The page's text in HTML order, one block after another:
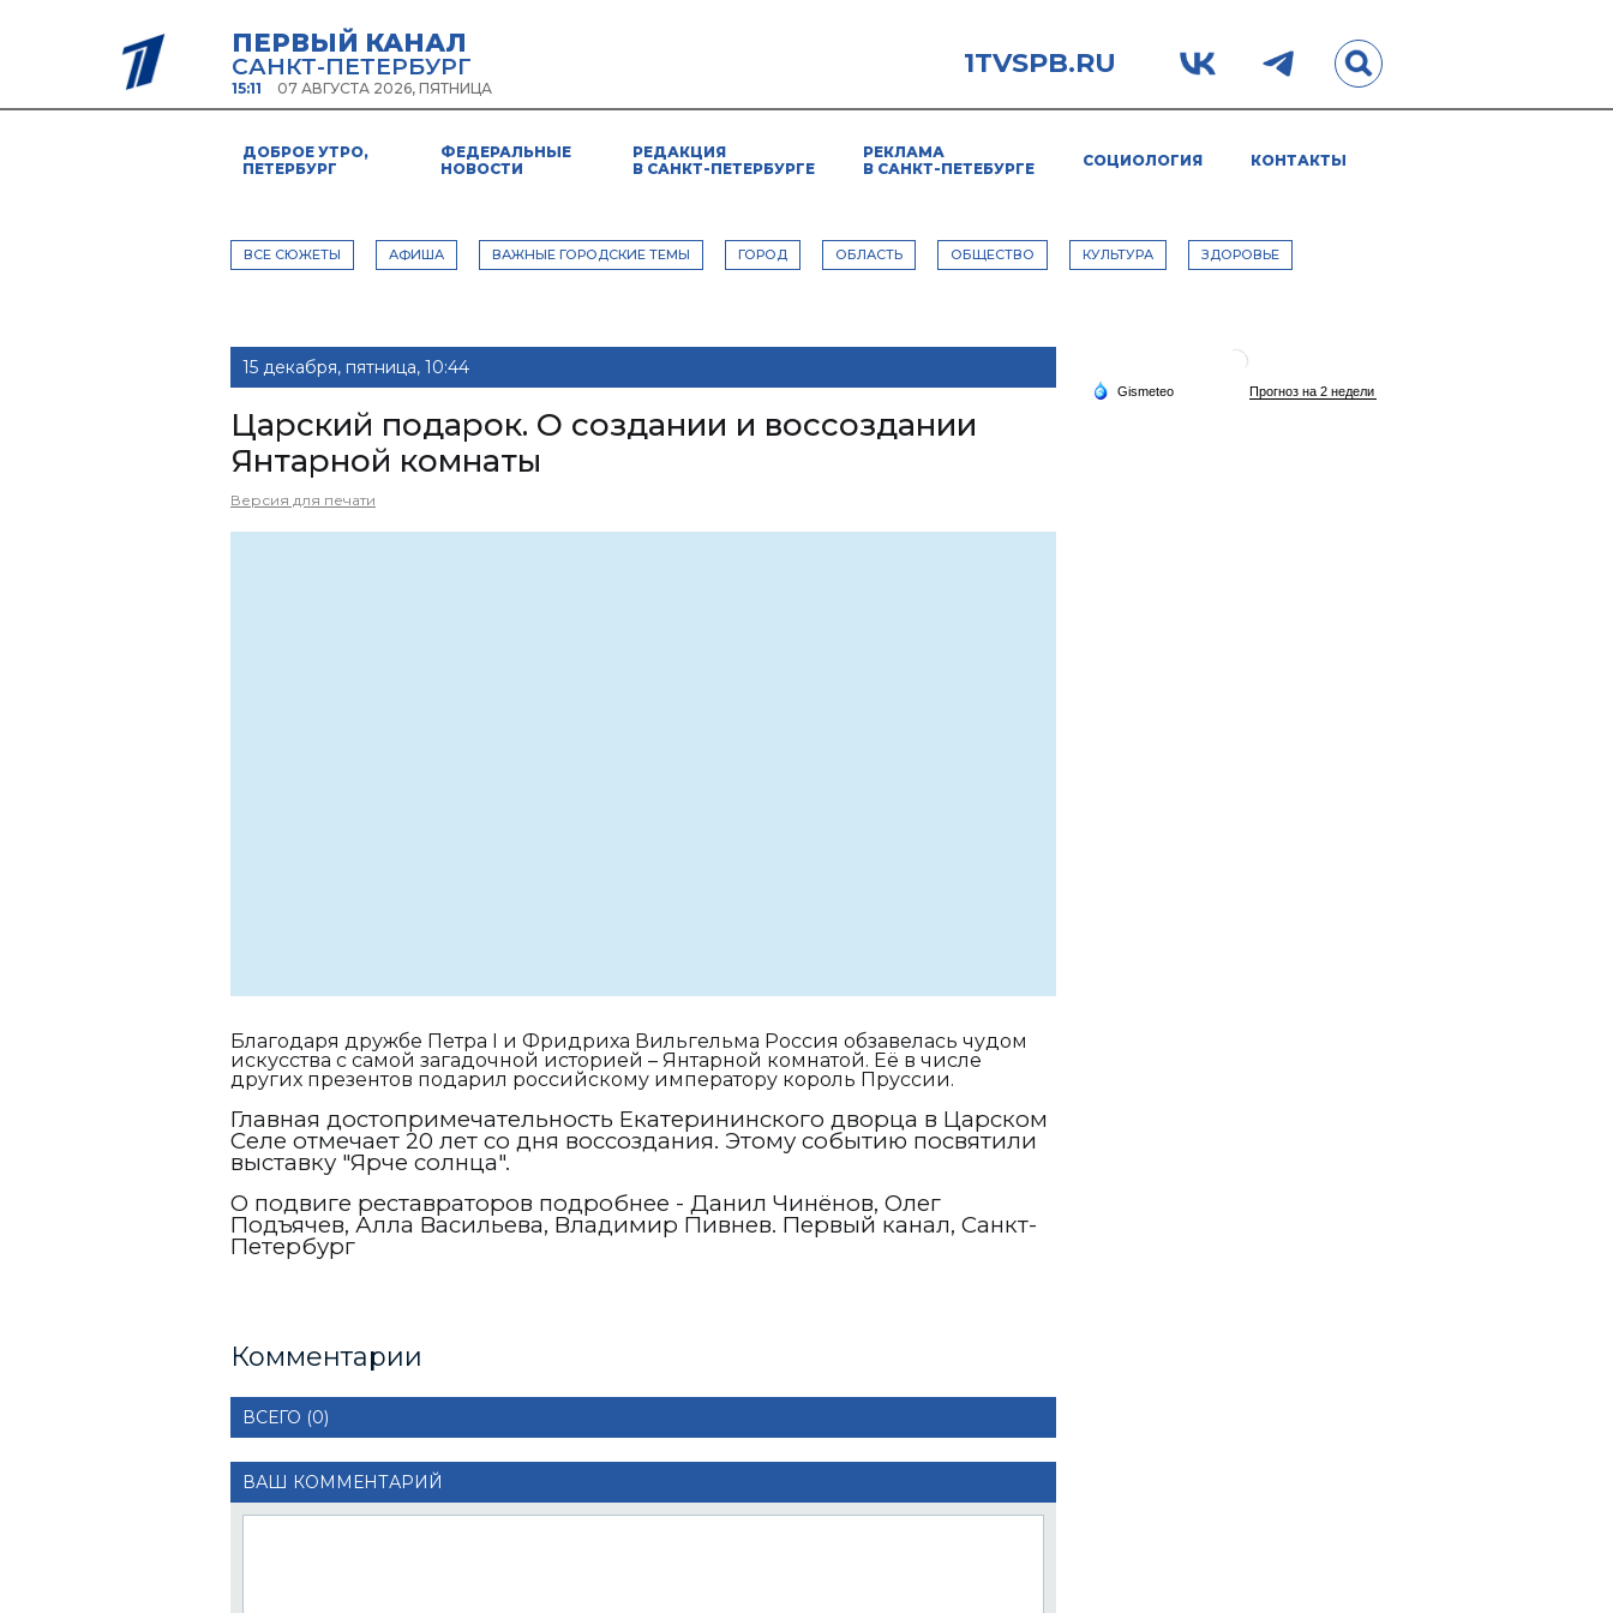
ПЕРВЫЙ КАНАЛ
САНКТ-ПЕТЕРБУРГ
15:11 07 АВГУСТА 2026, ПЯТНИЦА
1TVSPB.RU
ДОБРОЕ УТРО,
ПЕТЕРБУРГ
ФЕДЕРАЛЬНЫЕ
НОВОСТИ
РЕДАКЦИЯ
В САНКТ-ПЕТЕРБУРГЕ
РЕКЛАМА
В САНКТ-ПЕТЕБУРГЕ
СОЦИОЛОГИЯ КОНТАКТЫ
ВСЕ СЮЖЕТЫ АФИША ВАЖНЫЕ ГОРОДСКИЕ ТЕМЫ ГОРОД ОБЛАСТЬ ОБЩЕСТВО КУЛЬТУРА ЗДОРОВЬЕ
15 декабря, пятница, 10:44
Царский подарок. О создании и воссоздании
Янтарной комнаты
Версия для печати
Благодаря дружбе Петра I и Фридриха Вильгельма Россия обзавелась чудом
искусства с самой загадочной историей – Янтарной комнатой. Её в числе
других презентов подарил российскому императору король Пруссии.
Главная достопримечательность Екатерининского дворца в Царском
Селе отмечает 20 лет со дня воссоздания. Этому событию посвятили
выставку "Ярче солнца".
О подвиге реставраторов подробнее - Данил Чинёнов, Олег
Подъячев, Алла Васильева, Владимир Пивнев. Первый канал, Санкт-
Петербург
Комментарии
ВСЕГО (0)
ВАШ КОММЕНТАРИЙ